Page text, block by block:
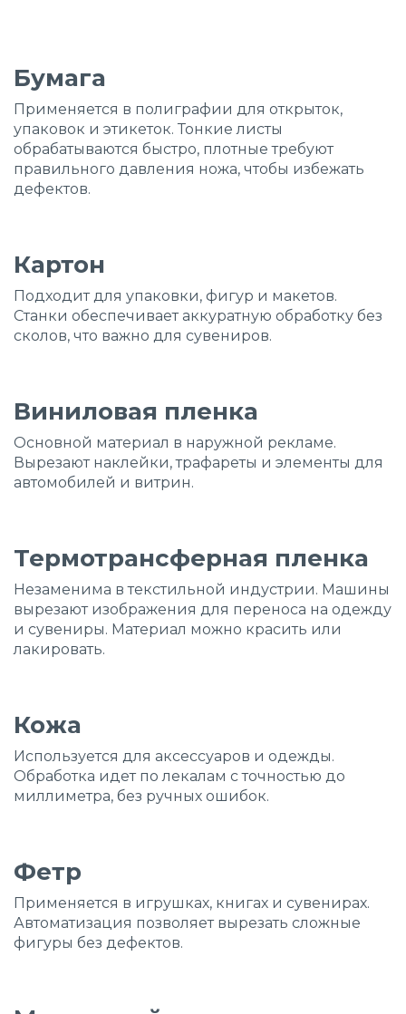
Бумага
Применяется в полиграфии для открыток,
упаковок и этикеток. Тонкие листы
обрабатываются быстро, плотные требуют
правильного давления ножа, чтобы избежать
дефектов.
Картон
Подходит для упаковки, фигур и макетов.
Станки обеспечивает аккуратную обработку без
сколов, что важно для сувениров.
Виниловая пленка
Основной материал в наружной рекламе.
Вырезают наклейки, трафареты и элементы для
автомобилей и витрин.
Термотрансферная пленка
Незаменима в текстильной индустрии. Машины
вырезают изображения для переноса на одежду
и сувениры. Материал можно красить или
лакировать.
Кожа
Используется для аксессуаров и одежды.
Обработка идет по лекалам с точностью до
миллиметра, без ручных ошибок.
Фетр
Применяется в игрушках, книгах и сувенирах.
Автоматизация позволяет вырезать сложные
фигуры без дефектов.